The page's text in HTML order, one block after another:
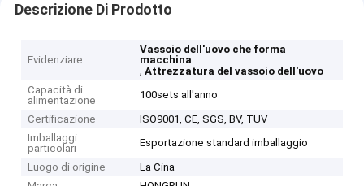
Descrizione Di Prodotto
Evidenziare
Vassoio dell'uovo che forma
macchina
,Attrezzatura del vassoio dell'uovo
Capacità di
alimentazione
100sets all'anno
Certificazione
ISO9001, CE, SGS, BV, TUV
Imballaggi
particolari
Esportazione standard imballaggio
Luogo di origine
La Cina